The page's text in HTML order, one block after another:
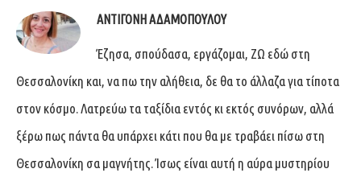
ΑΝΤΙΓΌΝΗ ΑΔΑΜΟΠΟΎΛΟΥ
Έζησα, σπούδασα, εργάζομαι, ΖΩ εδώ στη
Θεσσαλονίκη και, να πω την αλήθεια, δε θα το άλλαζα για τίποτα
στον κόσμο. Λατρεύω τα ταξίδια εντός κι εκτός συνόρων, αλλά
ξέρω πως πάντα θα υπάρχει κάτι που θα με τραβάει πίσω στη
Θεσσαλονίκη σα μαγνήτης. Ίσως είναι αυτή η αύρα μυστηρίου